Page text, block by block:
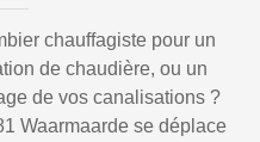
chauffagiste pour un
de chaudière, ou un
de vos canalisations ?
Waarmaarde se déplace